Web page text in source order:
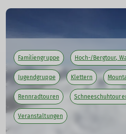
Freitagabend vom 07.11.2025 bis
Familiengruppe
Hoch-/Bergtour,
Jugendgruppe Klettern
Rennradtouren
Veranstaltungen